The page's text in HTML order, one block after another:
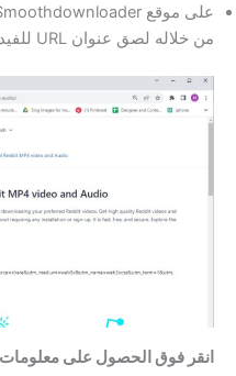
من خلاله لصق عنوان URL للفيديو.
انقر فوق الحصول على معلومات